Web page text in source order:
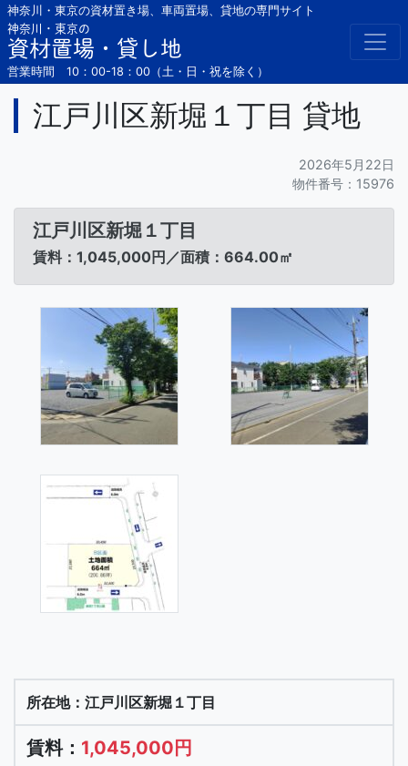
Skip
to
content
神奈川・東京の資材置き場、車両置場、貸地の専門サイト
神奈川・東京の
資材置場・貸し地
営業時間 10：00-18：00（土・日・祝を除く）
江戸川区新堀１丁目 貸地
2026年5月22日
物件番号：15976
江戸川区新堀１丁目
賃料：1,045,000円／面積：664.00㎡
江戸川区新堀１丁目
1,045,000円